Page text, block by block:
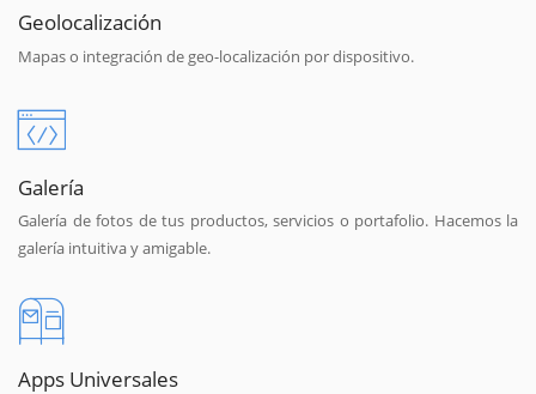
Geolocalización
Mapas o integración de geo-localización por dispositivo.
Galería
Galería de fotos de tus productos, servicios o portafolio. Hacemos la
galería intuitiva y amigable.
Apps Universales